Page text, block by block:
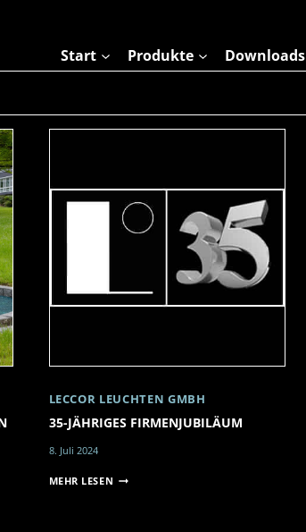
Start Produkte Downloads
LECCOR LEUCHTEN GMBH
35-JÄHRIGES FIRMENJUBILÄUM
8. Juli 2024
MEHR LESEN 35-